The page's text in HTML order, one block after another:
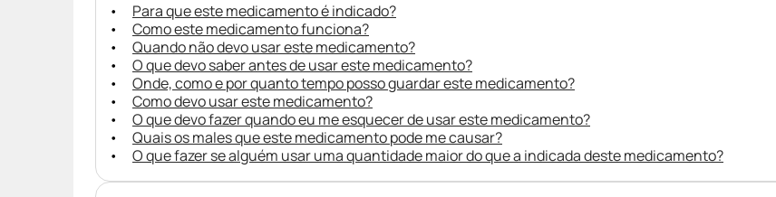
Para que este medicamento é indicado?
Como este medicamento funciona?
Quando não devo usar este medicamento?
O que devo saber antes de usar este medicamento?
Onde, como e por quanto tempo posso guardar este medicamento?
Como devo usar este medicamento?
O que devo fazer quando eu me esquecer de usar este medicamento?
Quais os males que este medicamento pode me causar?
O que fazer se alguém usar uma quantidade maior do que a indicada deste medicamento?